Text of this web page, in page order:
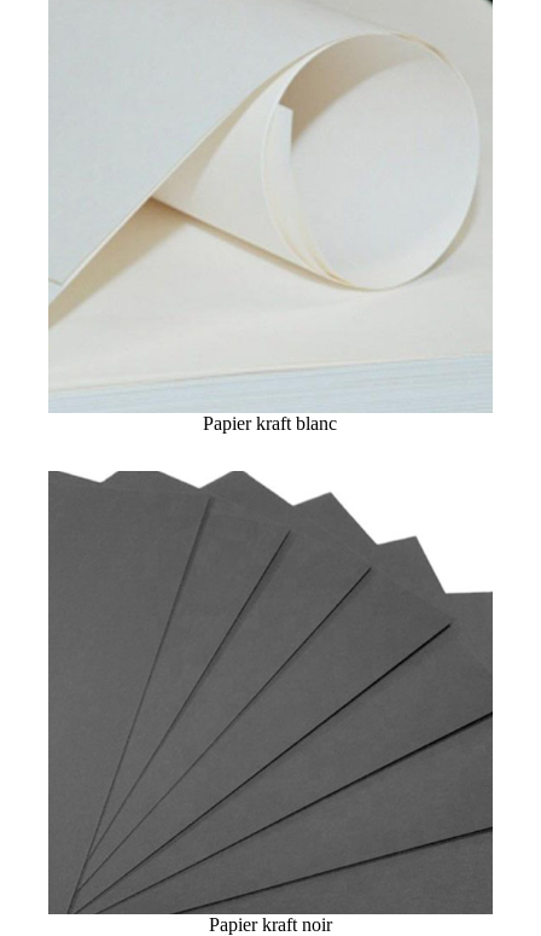
Papier kraft blanc
Papier kraft noir